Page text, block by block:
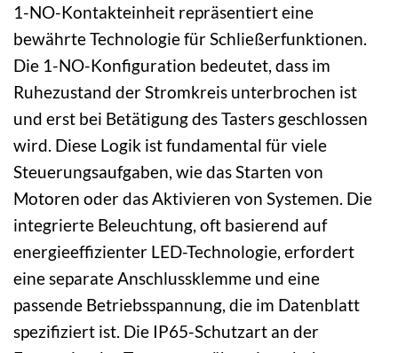
1-NO-Kontakteinheit repräsentiert eine
bewährte Technologie für Schließerfunktionen.
Die 1-NO-Konfiguration bedeutet, dass im
Ruhezustand der Stromkreis unterbrochen ist
und erst bei Betätigung des Tasters geschlossen
wird. Diese Logik ist fundamental für viele
Steuerungsaufgaben, wie das Starten von
Motoren oder das Aktivieren von Systemen. Die
integrierte Beleuchtung, oft basierend auf
energieeffizienter LED-Technologie, erfordert
eine separate Anschlussklemme und eine
passende Betriebsspannung, die im Datenblatt
spezifiziert ist. Die IP65-Schutzart an der